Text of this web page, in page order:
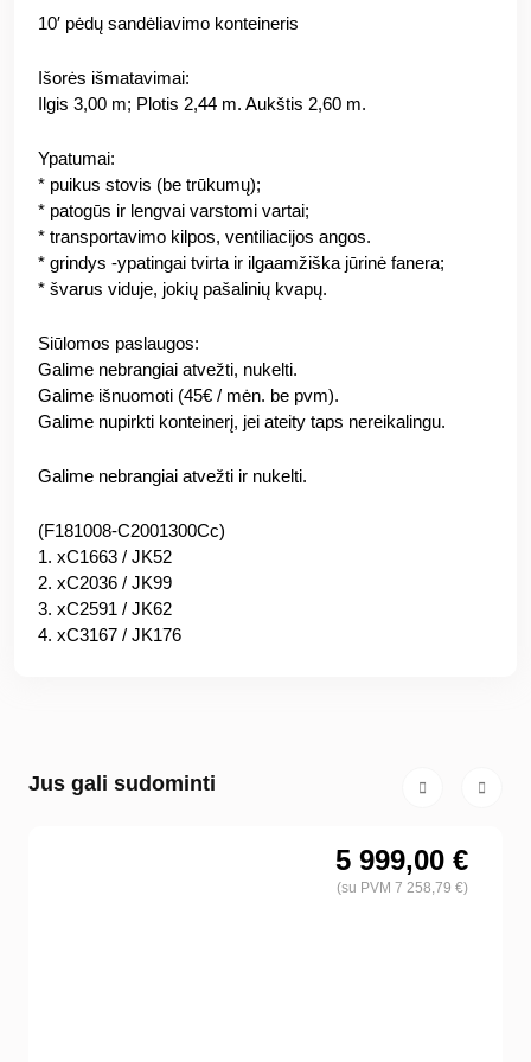
10′ pėdų sandėliavimo konteineris
Išorės išmatavimai:
Ilgis 3,00 m; Plotis 2,44 m. Aukštis 2,60 m.
Ypatumai:
* puikus stovis (be trūkumų);
* patogūs ir lengvai varstomi vartai;
* transportavimo kilpos, ventiliacijos angos.
* grindys -ypatingai tvirta ir ilgaamžiška jūrinė fanera;
* švarus viduje, jokių pašalinių kvapų.
Siūlomos paslaugos:
Galime nebrangiai atvežti, nukelti.
Galime išnuomoti (45€ / mėn. be pvm).
Galime nupirkti konteinerį, jei ateity taps nereikalingu.
Galime nebrangiai atvežti ir nukelti.
(F181008-C2001300Cc)
1. xC1663 / JK52
2. xC2036 / JK99
3. xC2591 / JK62
4. xC3167 / JK176
Jus gali sudominti
5 999,00 €
(su PVM 7 258,79 €)